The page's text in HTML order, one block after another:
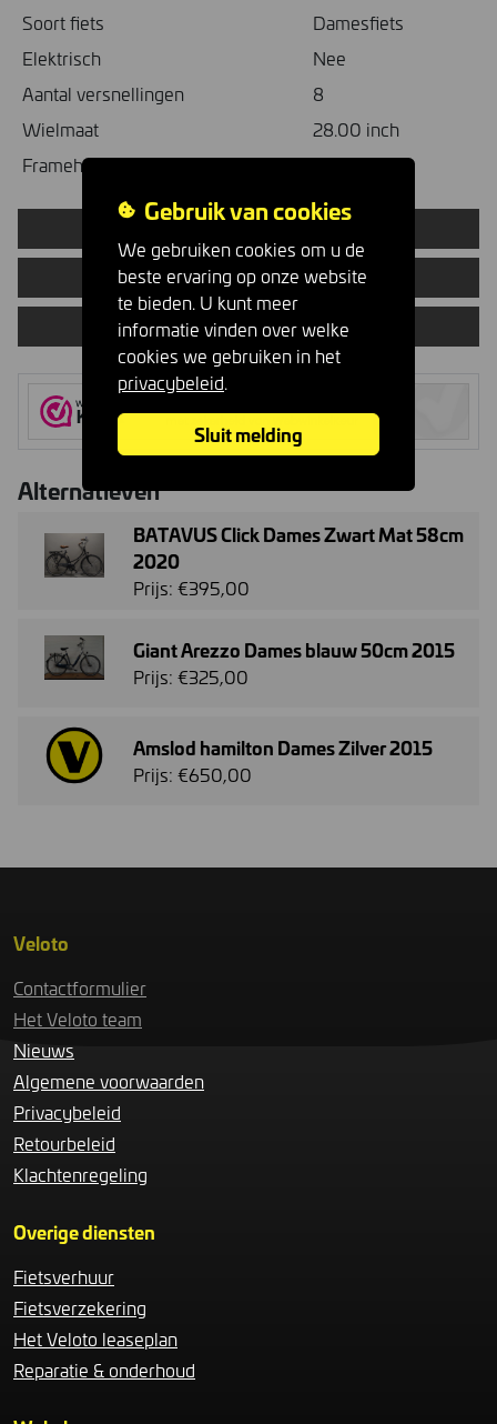
Soort fiets
Damesfiets
Elektrisch
Nee
Aantal versnellingen
8
Wielmaat
28.00 inch
Framehoogte
61.00 cm
Vertel een vriend
Vraag proefrit aan
Alternatieven
BATAVUS Click Dames Zwart Mat 58cm
2020
Prijs: €395,00
Giant Arezzo Dames blauw 50cm 2015
Prijs: €325,00
Amslod hamilton Dames Zilver 2015
Prijs: €650,00
Veloto
Contactformulier
Het Veloto team
Nieuws
Algemene voorwaarden
Privacybeleid
Retourbeleid
Klachtenregeling
Overige diensten
Fietsverhuur
Fietsverzekering
Het Veloto leaseplan
Reparatie & onderhoud
Gebruik van cookies
We gebruiken cookies om u de
beste ervaring op onze website
te bieden. U kunt meer
informatie vinden over welke
cookies we gebruiken in het
privacybeleid.
Sluit melding